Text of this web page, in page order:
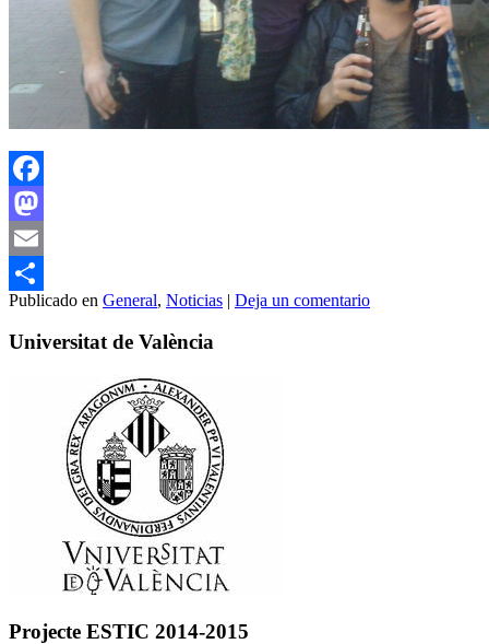
Facebook
Mastodon
Email
Compartir
Publicado en General, Noticias | Deja un comentario
Universitat de València
Projecte ESTIC 2014-2015